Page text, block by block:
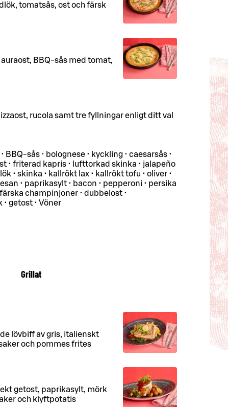
tomatsås, ost och färsk
BBQ-sås med tomat,
rucola samt tre fyllningar enligt ditt val
BBQ-sås • bolognese • kyckling • caesarsås •
• friterad kapris • lufttorkad skinka • jalapeño
• skinka • kallrökt lax • kallrökt tofu • oliver •
• paprikasylt • bacon • pepperoni • persika
champinjoner • dubbelost •
getost • Vöner
Grillat
lövbiff av gris, italienskt
och pommes frites
getost, paprikasylt, mörk
och klyftpotatis